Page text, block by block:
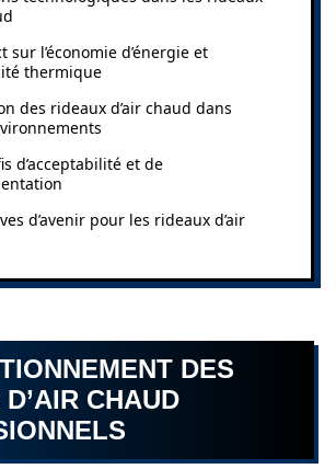
sur l’économie d’énergie et
thermique
des rideaux d’air chaud dans
d’acceptabilité et de
d’avenir pour les rideaux d’air
DES
CHAUD